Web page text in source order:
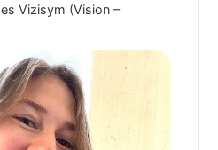
Vizisym (Vision –